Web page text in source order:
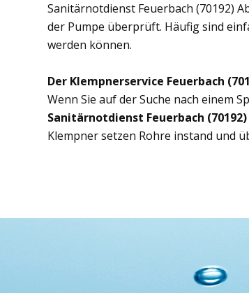
Sanitärnotdienst Feuerbach (70192)
der Pumpe überprüft. Häufig sind
werden können.
Der Klempnerservice Feuerbach
Wenn Sie auf der Suche nach einem
Sanitärnotdienst Feuerbach (70192)
Klempner setzen Rohre instand und